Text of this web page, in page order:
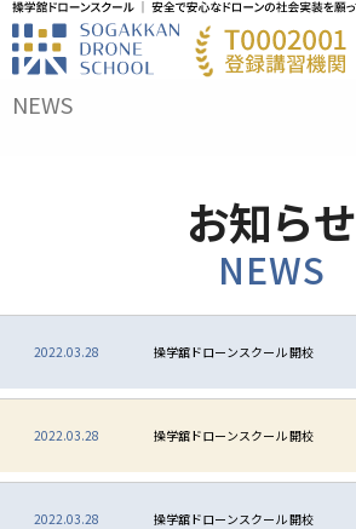
NEWS
お知らせ
NEWS
2022.03.28 操学舘ドローンスクール 開校
2022.03.28 操学舘ドローンスクール 開校
2022.03.28 操学舘ドローンスクール 開校